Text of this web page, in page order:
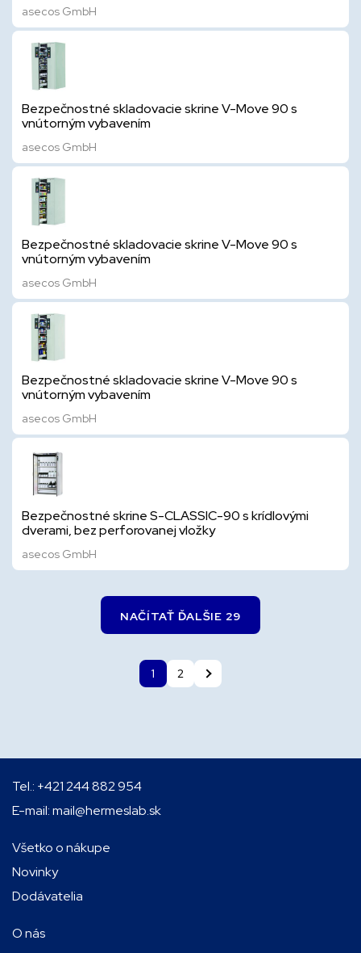
asecos GmbH
Bezpečnostné skladovacie skrine V-Move 90 s
vnútorným vybavením
asecos GmbH
Bezpečnostné skladovacie skrine V-Move 90 s
vnútorným vybavením
asecos GmbH
Bezpečnostné skladovacie skrine V-Move 90 s
vnútorným vybavením
asecos GmbH
Bezpečnostné skrine S-CLASSIC-90 s krídlovými
dverami, bez perforovanej vložky
asecos GmbH
NAČÍTAŤ ĎALŠIE 29
1 2
Tel.: +421 244 882 954
E-mail:mail@hermeslab.sk
Všetko o nákupe
Novinky
Dodávatelia
O nás